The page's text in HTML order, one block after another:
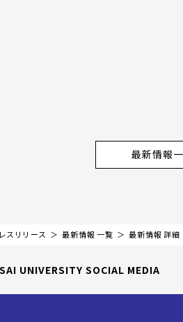
最新情報
スリリース 最新情報 一覧 最新情報 詳細
UNIVERSITY SOCIAL MEDIA